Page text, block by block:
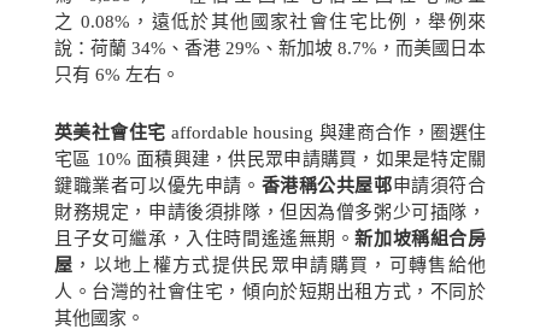
之 0.08% ，遠低於其他國家社會住宅比例，舉例來
說：荷蘭 34% 、香港 29% 、新加坡 8.7% ，而美國日本
只有 6% 左右。
英美社會住宅 affordable housing 與建商合作，圈選住
宅區 10% 面積興建，供民眾申請購買，如果是特定關
鍵職業者可以優先申請。 香港稱公共屋邨申請須符合
財務規定，申請後須排隊，但因為僧多粥少可插隊，
且子女可繼承，入住時間遙遙無期。新加坡稱組合房
屋 ，以地上權方式提供民眾申請購買，可轉售給他
人。台灣的社會住宅，傾向於短期出租方式，不同於
其他國家。